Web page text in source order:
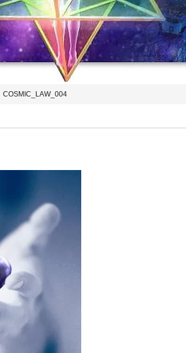
COSMIC_LAW_004